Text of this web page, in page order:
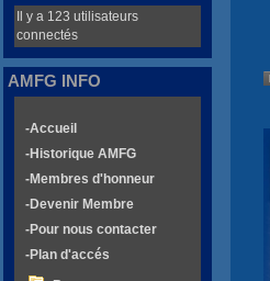
Il y a 123 utilisateurs
connectés
AMFG INFO
-Accueil
-Historique AMFG
-Membres d'honneur
-Devenir Membre
-Pour nous contacter
-Plan d'accés